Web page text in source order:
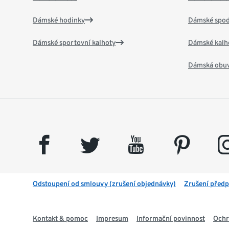
Dámské hodinky
Dámské sportovní kalhoty
Dámské
Dámské
Dámská
facebook twitter youtube pinterest
Odstoupení od smlouvy (zrušení objednávky) Zrušení
Kontakt & pomoc Impresum Informační povinnost